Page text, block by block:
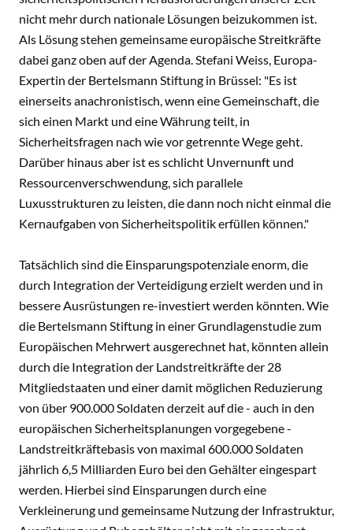
nicht mehr durch nationale Lösungen beizukommen ist.
Als Lösung stehen gemeinsame europäische Streitkräfte
dabei ganz oben auf der Agenda. Stefani Weiss, Europa-
Expertin der Bertelsmann Stiftung in Brüssel: "Es ist
einerseits anachronistisch, wenn eine Gemeinschaft, die
sich einen Markt und eine Währung teilt, in
Sicherheitsfragen nach wie vor getrennte Wege geht.
Darüber hinaus aber ist es schlicht Unvernunft und
Ressourcenverschwendung, sich parallele
Luxusstrukturen zu leisten, die dann noch nicht einmal die
Kernaufgaben von Sicherheitspolitik erfüllen können."
Tatsächlich sind die Einsparungspotenziale enorm, die
durch Integration der Verteidigung erzielt werden und in
bessere Ausrüstungen re-investiert werden könnten. Wie
die Bertelsmann Stiftung in einer Grundlagenstudie zum
Europäischen Mehrwert ausgerechnet hat, könnten allein
durch die Integration der Landstreitkräfte der 28
Mitgliedstaaten und einer damit möglichen Reduzierung
von über 900.000 Soldaten derzeit auf die - auch in den
europäischen Sicherheitsplanungen vorgegebene -
Landstreitkräftebasis von maximal 600.000 Soldaten
jährlich 6,5 Milliarden Euro bei den Gehälter eingespart
werden. Hierbei sind Einsparungen durch eine
Verkleinerung und gemeinsame Nutzung der Infrastruktur,